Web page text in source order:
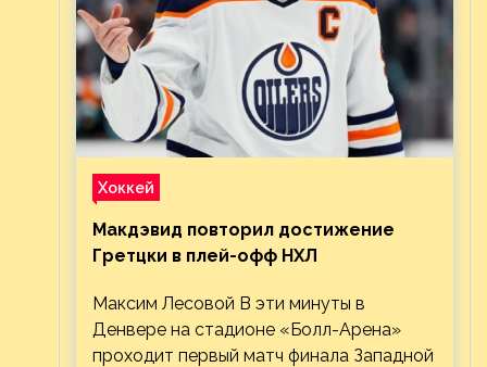
Хоккей
Макдэвид повторил достижение
Гретцки в плей-офф НХЛ
Максим Лесовой В эти минуты в
Денвере на стадионе «Болл-Арена»
проходит первый матч финала Западной